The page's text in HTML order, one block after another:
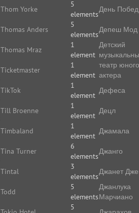
Thom Yorke
5
elements
Thomas Anders
5
elements
Thomas Mraz
1
element
Ticketmaster
1
element
TikTok
1
element
Till Broenne
1
element
Timbaland
1
element
Tina Turner
6
elements
Tintal
3
elements
Todd
5
elements
5
День
Депеш Мод
Детский
театр юного
актера
Дефеса
Децл
Джамала
Джанго
Джанет
Джанлука
Марчиано